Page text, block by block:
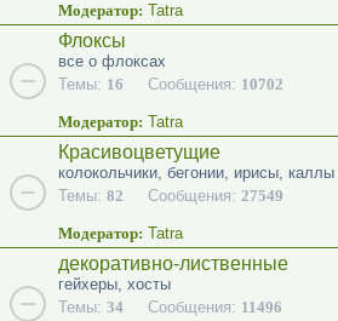
Модератор: Tatra
Флоксы
все о флоксах
Темы: 16 Сообщения: 10702
Модератор: Tatra
Красивоцветущие
колокольчики, бегонии, ирисы,
Темы: 82 Сообщения: 27549
Модератор: Tatra
декоративно-лиственные
гейхеры, хосты
Темы: 34 Сообщения: 11496